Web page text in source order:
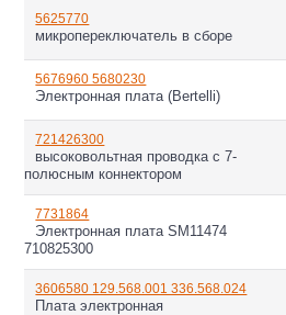
5625770
микропереключатель в сборе
5676960 5680230
Электронная плата (Bertelli)
721426300
высоковольтная проводка с 7-
полюсным коннектором
7731864
Электронная плата SM11474
710825300
3606580 129.568.001 336.568.024
Плата электронная